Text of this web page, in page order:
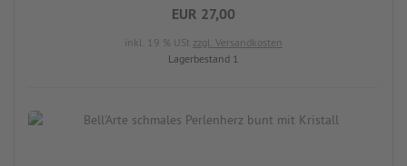
EUR 27,00
inkl. 19 % USt zzgl. Versandkosten
Lagerbestand 1